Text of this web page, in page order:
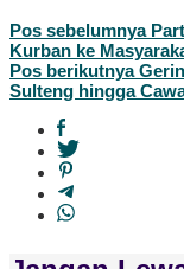
Pos sebelumnya
Kurban ke
Pos berikutnya
Sulteng hingga